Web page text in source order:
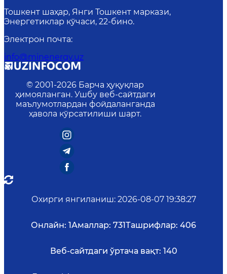
Тошкент шаҳар, Янги Тошкент маркази,
Энергетиклар кўчаси, 22-бино.
Электрон почта:
info@minenergy.uz
© 2001-2026 Барча ҳуқуқлар
ҳимояланган. Ушбу веб-сайтдаги
маълумотлардан фойдаланганда
ҳавола кўрсатилиши шарт.
Охирги янгиланиш: 2026-08-07 19:38:27
Онлайн: 1Амаллар: 731Ташрифлар: 406
Веб-сайтдаги ўртача вақт: 140